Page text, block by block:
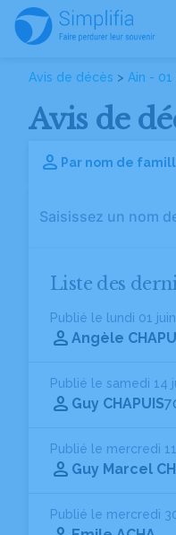
Avis de décès > Ain - 01
Avis de
Par nom de
Liste des
Publié le lundi 01
Angèle
Publié le samedi 14
Guy CHAPUIS
Publié le mercredi
Guy Marcel
Publié le mercredi